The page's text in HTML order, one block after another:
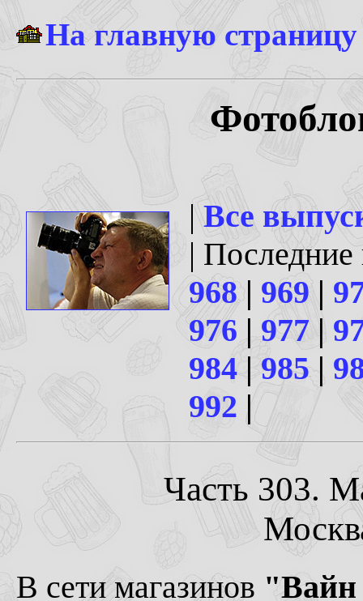
На главную
|Все
|
968| 969|
976 | 977 |
984 | 985|
992 |
Часть 303.
В сети магазинов